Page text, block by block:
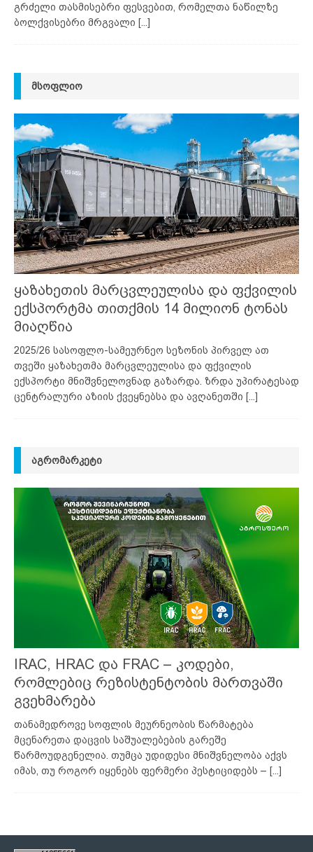
გრძელი თასმისებრი ფესვებით, რომელთა ნაწილზე
ბოლქვისებრი მრგვალი [...]
ᲛᲡᲝᲤᲚᲘᲝ
ყაზახეთის მარცვლეულისა და ფქვილის
ექსპორტმა თითქმის 14 მილიონ ტონას
მიაღწია
2025/26 სასოფლო-სამეურნეო სეზონის პირველ ათ
თვეში ყაზახეთმა მარცვლეულისა და ფქვილის
ექსპორტი მნიშვნელოვნად გაზარდა. ზრდა უპირატესად
ცენტრალური აზიის ქვეყნებსა და ავღანეთში [...]
ᲐᲒᲠᲝᲛᲐᲠᲙᲔᲢᲘ
IRAC, HRAC და FRAC – კოდები,
რომლებიც რეზისტენტობის მართვაში
გვეხმარება
თანამედროვე სოფლის მეურნეობის წარმატება
მცენარეთა დაცვის საშუალებების გარეშე
წარმოუდგენელია. თუმცა უდიდესი მნიშვნელობა აქვს
იმას, თუ როგორ იყენებს ფერმერი პესტიციდებს – [...]